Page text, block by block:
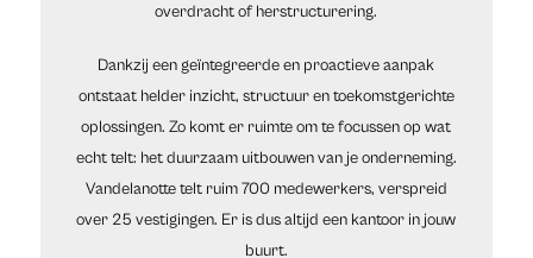
overdracht of herstructurering.
Dankzij een geïntegreerde en proactieve aanpak
ontstaat helder inzicht, structuur en toekomstgerichte
oplossingen. Zo komt er ruimte om te focussen op wat
echt telt: het duurzaam uitbouwen van je onderneming.
Vandelanotte telt ruim 700 medewerkers, verspreid
over 25 vestigingen. Er is dus altijd een kantoor in jouw
buurt.